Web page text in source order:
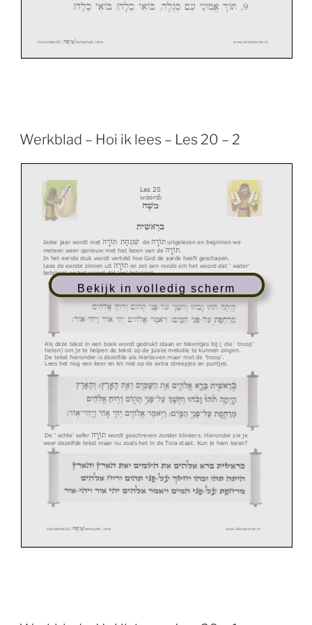
Hoi/wbles20/ משֶׁה/ lechadodi /xtra www.ikleesivriet.nl
Werkblad – Hoi ik lees – Les 20 – 2
Bekijk in volledig scherm
Hoi/wbles20/ משֶׁה/ beresjiet /xtra www.ikleesivriet.nl
Les 20
woord:
משֶׁה
בּראשִׁית
Ieder jaar wordt met שִׁמְחַת תוֹרָה de תוֹרָה uitgelezen en beginnen we
meteen weer opnieuw met het lezen van de תוֹרָה
In het eerste stuk wordt verteld hoe God de aarde heeft geschapen.
Lees de eerste zinnen uit תוֹרָה en zet een ronde om het woord dat ‘ water’
betekent en het woord dat ‘op’ betekent.
Als deze tekst in een boek wordt gedrukt staan er tekentjes bij ( die ‘ troop’
heten) om je te helpen de tekst op de juiste melodie te kunnen zingen.
De tekst hieronder is dezelfde als hierboven maar met de ’troop’.
Lees het nog een keer en let niet op de extra streepjes en puntjes.
De ‘ echte’ sefer תוֹרָה wordt geschreven zonder klinkers. Hieronder zie je
weer dezelfde tekst maar nu zoals het in de Tora staat. Kun je hem lezen?